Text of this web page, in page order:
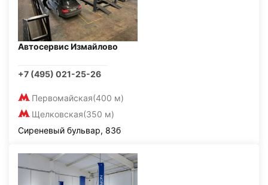
Автосервис Измайлово
+7 (495) 021-25-26
Первомайская(400 м)
Щелковская(350 м)
Сиреневый бульвар, 83б